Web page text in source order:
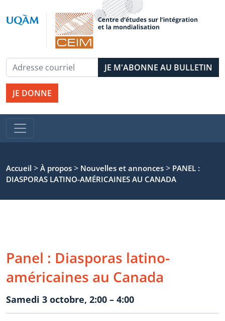
JE DONNE
Accueil > À propos > Nouvelles et annonces > PANEL :
DIASPORAS LATINO-AMÉRICAINES AU CANADA
Panel : Diasporas latino-
américaines au Canada
Samedi 3 octobre, 2:00 – 4:00